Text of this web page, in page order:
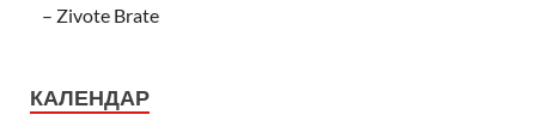
– Zivote Brate
КАЛЕНДАР